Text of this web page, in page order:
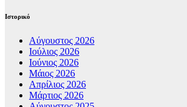
Ιστορικό
Αύγουστος 2026
Ιούλιος 2026
Ιούνιος 2026
Μάιος 2026
Απρίλιος 2026
Μάρτιος 2026